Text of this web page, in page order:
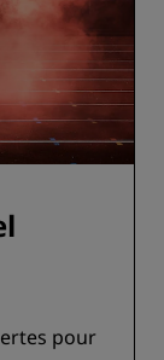
pour